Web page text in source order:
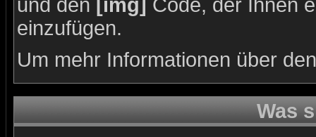
und den [img] Code, der Ihnen
einzufügen.
Um mehr Informationen über
Was